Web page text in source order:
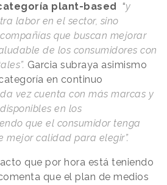
plant-based
“y
labor en el sector, sino
que buscan mejorar
de los consumidores con
Garcia subraya asimismo
en continuo
vez cuenta con más marcas y
en los
que el consumidor tenga
mejor calidad para elegir”.
que por hora está teniendo
que el plan de medios